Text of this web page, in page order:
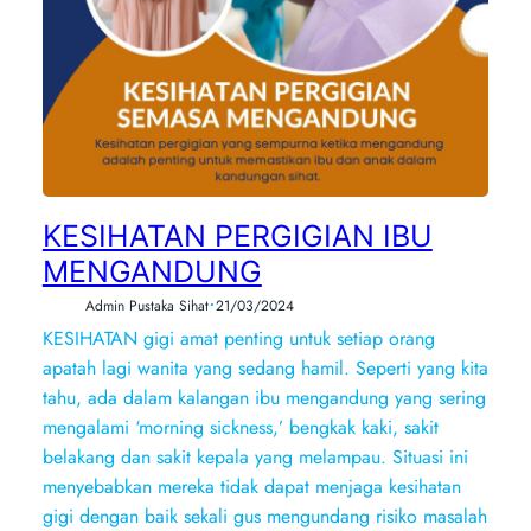
KESIHATAN PERGIGIAN IBU
MENGANDUNG
Admin Pustaka Sihat•21/03/2024
KESIHATAN gigi amat penting untuk setiap orang
apatah lagi wanita yang sedang hamil. Seperti yang kita
tahu, ada dalam kalangan ibu mengandung yang sering
mengalami ‘morning sickness,’ bengkak kaki, sakit
belakang dan sakit kepala yang melampau. Situasi ini
menyebabkan mereka tidak dapat menjaga kesihatan
gigi dengan baik sekali gus mengundang risiko masalah